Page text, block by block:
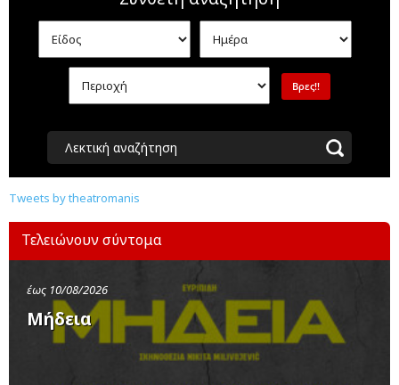
Λεκτική αναζήτηση
Tweets by theatromanis
Τελειώνουν σύντομα
έως 10/08/2026
Μήδεια